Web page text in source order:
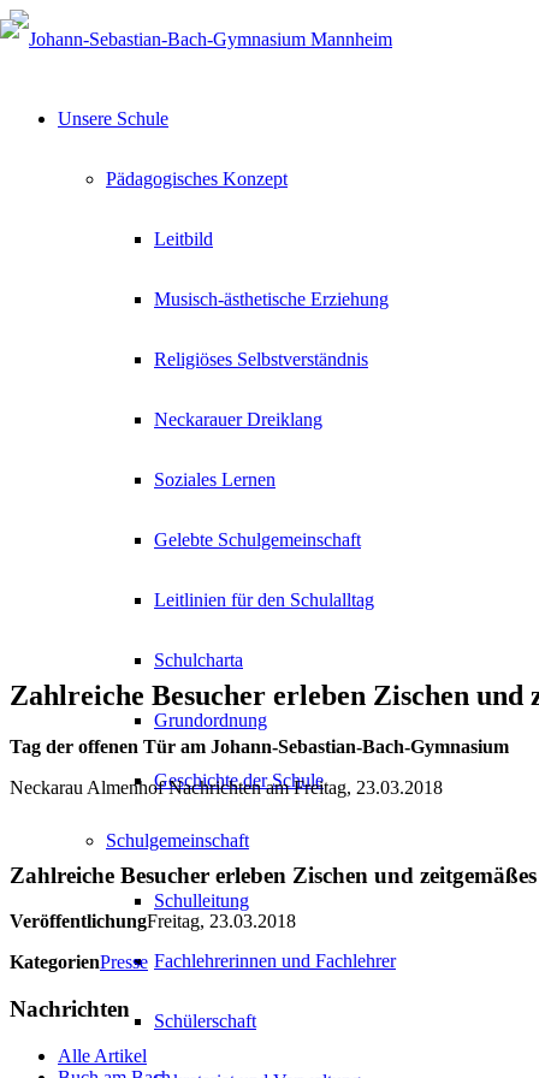
Unsere Schule
Pädagogisches Konzept
Leitbild
Musisch-ästhetische Erziehung
Religiöses Selbstverständnis
Neckarauer Dreiklang
Soziales Lernen
Gelebte Schulgemeinschaft
Leitlinien für den Schulalltag
Schulcharta
Grundordnung
Geschichte der Schule
Schulgemeinschaft
Schulleitung
Fachlehrerinnen und Fachlehrer
Schülerschaft
Zahlreiche Besucher erleben Zischen und
Tag der offenen Tür am Johann-Sebastian-Bach-Gymnasium
Neckarau Almenhof Nachrichten am Freitag, 23.03.2018
Zahlreiche Besucher erleben Zischen und
VeröffentlichungFreitag, 23.03.2018
KategorienPresse
Nachrichten
Alle Artikel